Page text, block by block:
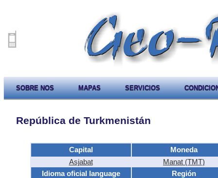
SOBRE NOS MAPAS SERVICIOS
República de Turkmenistán
Capital
Moneda
Asjabat
Manat (TMT)
Idioma oficial language
Región